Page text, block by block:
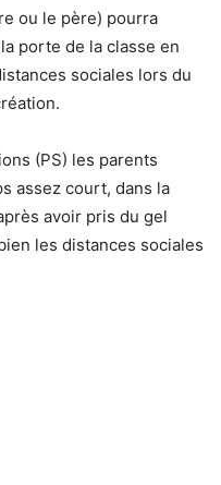
ou le père) pourra
porte de la classe en
sociales lors du
(PS) les parents
assez court, dans la
avoir pris du gel
les distances sociales